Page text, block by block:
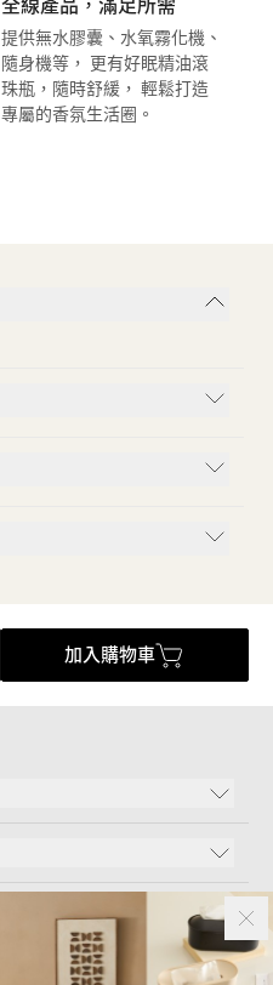
全線產品，滿足所需
提供無水膠囊、水氧霧化機、
隨身機等， 更有好眠精油滾
珠瓶，隨時舒緩， 輕鬆打造
專屬的香氛生活圈。
加入購物車